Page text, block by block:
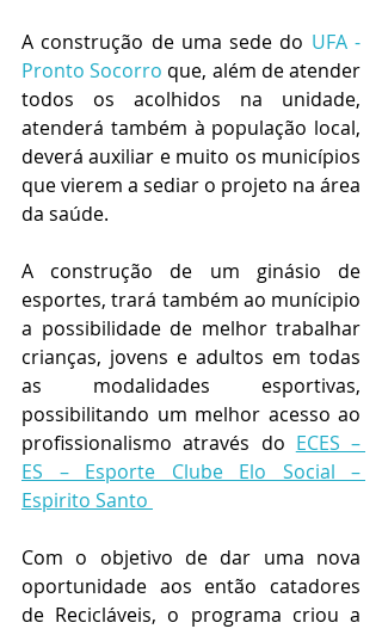
A construção de uma sede do UFA -
Pronto Socorro que, além de atender
todos os acolhidos na unidade,
atenderá também à população local,
deverá auxiliar e muito os municípios
que vierem a sediar o projeto na área
da saúde.
A construção de um ginásio de
esportes, trará também ao munícipio
a possibilidade de melhor trabalhar
crianças, jovens e adultos em todas
as modalidades esportivas,
possibilitando um melhor acesso ao
profissionalismo através do ECES –
ES – Esporte Clube Elo Social –
Espirito Santo
Com o objetivo de dar uma nova
oportunidade aos então catadores